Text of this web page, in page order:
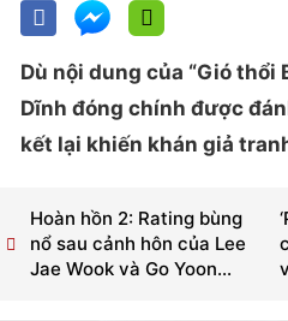
Dù nội dung của “Gió thổi
Dĩnh đóng chính được
kết lại khiến khán giả
Hoàn hồn 2: Rating bùng
nổ sau cảnh hôn của Lee
Jae Wook và Go Yoon...